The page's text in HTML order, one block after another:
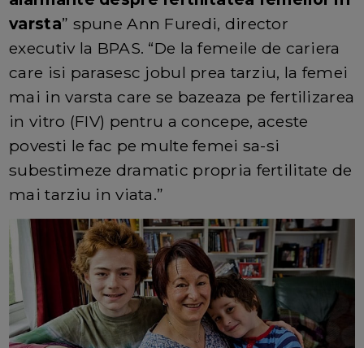
varsta” spune Ann Furedi, director
executiv la BPAS. “De la femeile de cariera
care isi parasesc jobul prea tarziu, la femei
mai in varsta care se bazeaza pe fertilizarea
in vitro (FIV) pentru a concepe, aceste
povesti le fac pe multe femei sa-si
subestimeze dramatic propria fertilitate de
mai tarziu in viata.”